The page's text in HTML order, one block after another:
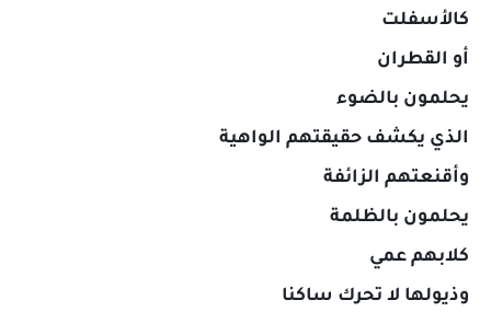
كالأسفلت
أو القطران
يحلمون بالضوء
الذي يكشف حقيقتهم الواهية
وأقنعتهم الزائفة
يحلمون بالظلمة
كلابهم عمي
وذيولها لا تحرك ساكنا